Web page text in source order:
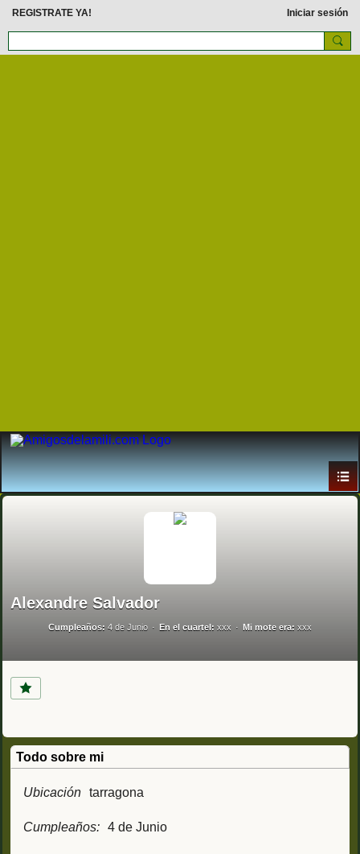
REGISTRATE YA! Iniciar sesión
Alexandre Salvador
Cumpleaños: 4 de Junio En el cuartel: xxx Mi mote era: xxx
Todo sobre mi
Ubicación tarragona
Cumpleaños: 4 de Junio